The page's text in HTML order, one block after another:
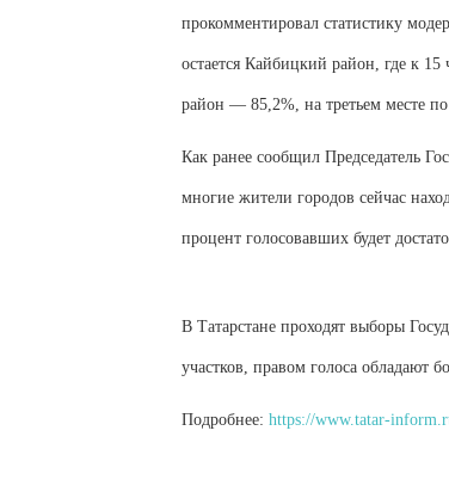
прокомментировал статистику
остается Кайбицкий район, где к
район — 85,2%, на третьем месте
Как ранее сообщил Председатель
многие жители городов сейчас
процент голосовавших будет
В Татарстане проходят выборы
участков, правом голоса обладают
Подробнее: https://www.tatar-